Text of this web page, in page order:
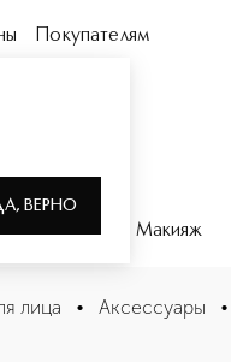
ВЕРНО
Покупателям
Макияж
лица • Аксессуары •